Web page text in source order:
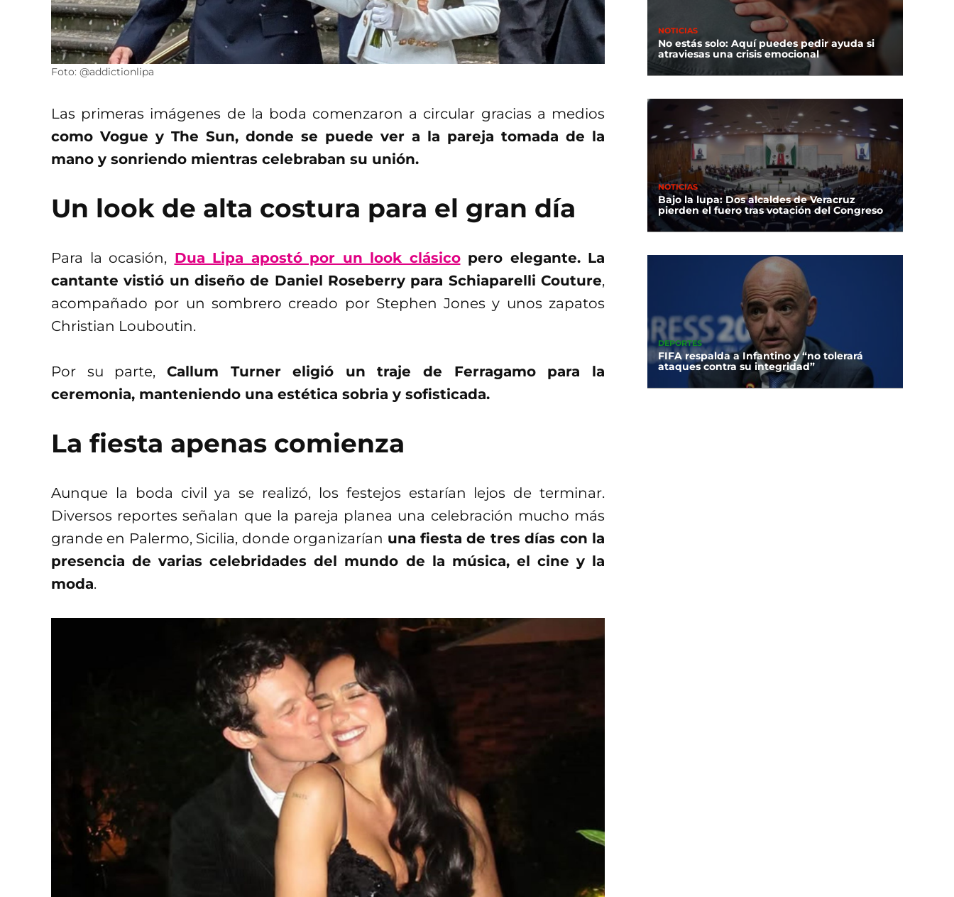
Foto: @addictionlipa
Las primeras imágenes de la boda comenzaron a circular gracias a medios
como Vogue y The Sun, donde se puede ver a la pareja tomada de la
mano y sonriendo mientras celebraban su unión.
Un look de alta costura para el gran día
Para la ocasión, Dua Lipa apostó por un look clásicopero elegante. La
cantante vistió un diseño de Daniel Roseberry para Schiaparelli Couture,
acompañado por un sombrero creado por Stephen Jones y unos zapatos
Christian Louboutin.
Por su parte, Callum Turner eligió un traje de Ferragamo para la
ceremonia, manteniendo una estética sobria y sofisticada.
La fiesta apenas comienza
Aunque la boda civil ya se realizó, los festejos estarían lejos de terminar.
Diversos reportes señalan que la pareja planea una celebración mucho más
grande en Palermo, Sicilia, donde organizarían una fiesta de tres días con la
presencia de varias celebridades del mundo de la música, el cine y la
moda.
NOTICIAS
No estás solo: Aquí puedes pedir ayuda si
atraviesas una crisis emocional
NOTICIAS
Bajo la lupa: Dos alcaldes de Veracruz
pierden el fuero tras votación del Congreso
DEPORTES
FIFA respalda a Infantino y “no tolerará
ataques contra su integridad”